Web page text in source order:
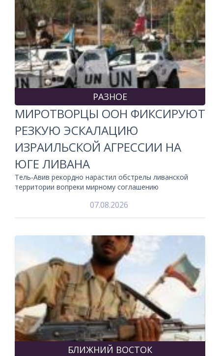
РАЗНОЕ
МИРОТВОРЦЫ ООН ФИКСИРУЮТ
РЕЗКУЮ ЭСКАЛАЦИЮ
ИЗРАИЛЬСКОЙ АГРЕССИИ НА
ЮГЕ ЛИВАНА
Тель-Авив рекордно нарастил обстрелы ливанской
территории вопреки мирному соглашению
07.08.2026
БЛИЖНИЙ ВОСТОК